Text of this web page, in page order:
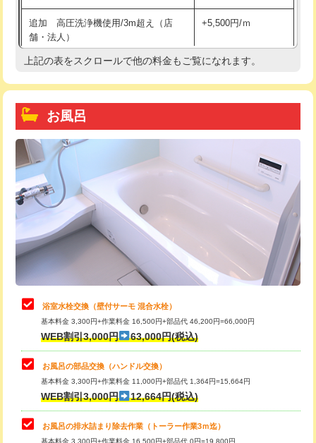
追加 高圧洗浄機使用/3m超え（店
舗・法人）
+5,500円/ｍ
高度高圧洗浄換 現地調査
トーラー機使用/3mまで
追加トーラー機使用/3m超え
カメラ調査 33,000円
桝清掃 8,800円
止水・漏水調査・防水処理・清掃・修
理・調整・分解・加工など（軽作業）
止水・漏水調査・防水処理・清掃・修
理・調整・分解・加工など（中作業）
22,000円
止水・漏水調査・防水処理・清掃・修
理・調整・分解・加工など（重作業）
33,000円
トイレタンク脱着
トイレ便器脱着
タンクレストイレ脱着 33,000円
上記の表をスクロールで他の料金もご覧になれます。
お風呂
浴室水栓交換（壁付サーモ 混合水栓）
基本料金 3,300円+作業料金 16,500円+部品代 46,200円=66,000円
WEB割引3,000円 63,000円(税込)
お風呂の部品交換（ハンドル交換）
基本料金 3,300円+作業料金 11,000円+部品代 1,364円=15,664円
WEB割引3,000円 12,664円(税込)
お風呂の排水詰まり除去作業（トーラー作業3ｍ迄）
基本料金 3,300円+作業料金 16,500円+部品代 0円=19,800円